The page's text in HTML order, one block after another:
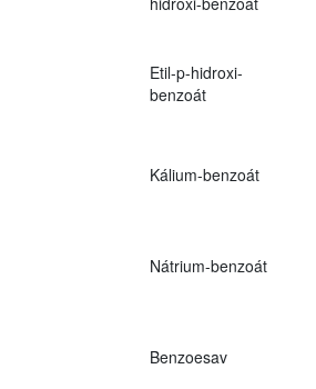
Etil-p-hidroxi-
benzoát
Kálium-benzoát
Nátrium-benzoát
Benzoesav